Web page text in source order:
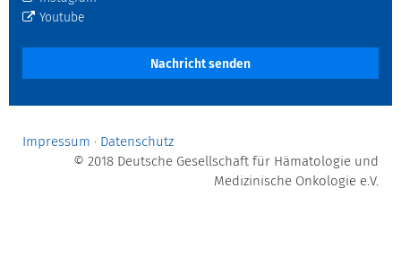
Youtube
Nachricht senden
Impressum · Datenschutz
© 2018 Deutsche Gesellschaft für Hämatologie und
Medizinische Onkologie e.V.